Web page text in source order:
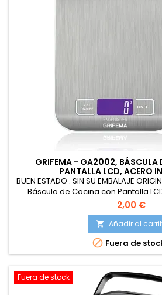
GRIFEMA - GA2002, BÁSCULA
PANTALLA LCD, ACERO
BUEN ESTADO . SIN SU EMBALAJE
Báscula de Cocina con Pantalla
Balanza de Alimentos Multifuncional
2,00 €
 Añadir al
 Fuera de
Fuera de stock